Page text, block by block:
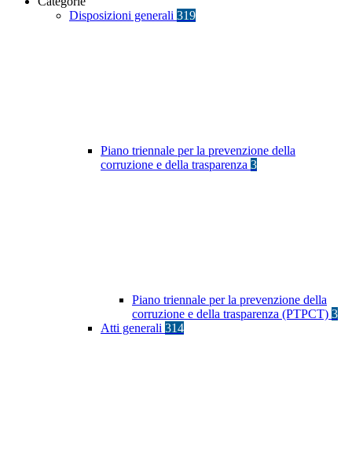
Disposizioni generali 319
Piano triennale per la prevenzione della
corruzione e della trasparenza 3
Piano triennale per la prevenzione della
corruzione e della trasparenza (PTPCT) 3
Atti generali 314